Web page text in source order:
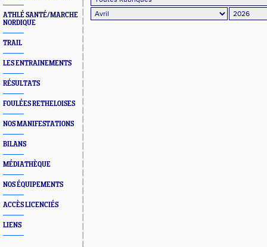
ATHLÉ SANTÉ/MARCHE
NORDIQUE
TRAIL
LES ENTRAINEMENTS
RÉSULTATS
FOULÉES RETHELOISES
NOS MANIFESTATIONS
BILANS
MÉDIATHÈQUE
NOS ÉQUIPEMENTS
ACCÈS LICENCIÉS
LIENS